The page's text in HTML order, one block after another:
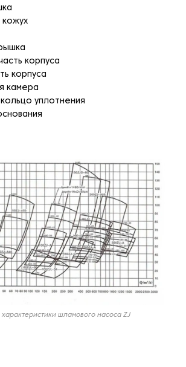
кожух
корпуса
корпуса
камера
уплотнения
шламового насоса ZJ